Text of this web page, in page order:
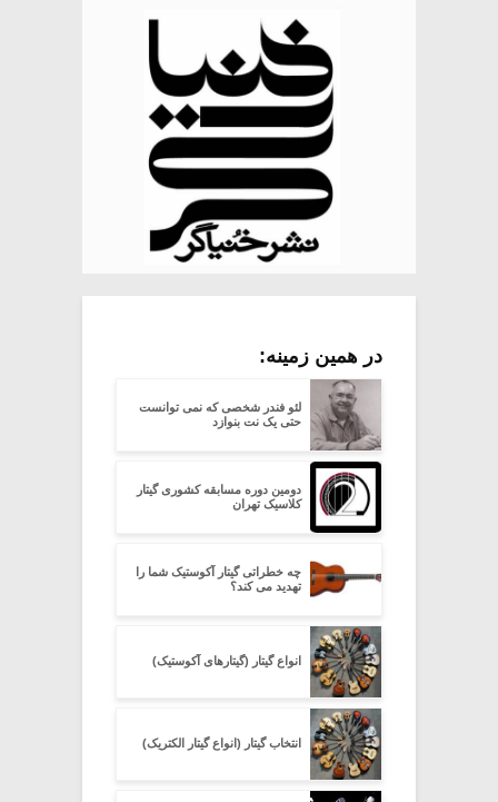
در همین زمینه:
لئو فندر شخصی که نمی توانست
حتی یک نت بنوازد
دومین دوره مسابقه کشوری گیتار
کلاسیک تهران
چه خطراتی گیتار آکوستیک شما را
تهدید می کند؟
انواع گیتار (گیتارهای آکوستیک)
انتخاب گیتار (انواع گیتار الکتریک)